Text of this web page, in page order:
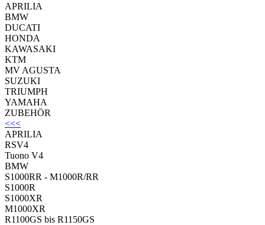
APRILIA
BMW
DUCATI
HONDA
KAWASAKI
KTM
MV AGUSTA
SUZUKI
TRIUMPH
YAMAHA
ZUBEHÖR
<<<
APRILIA
RSV4
Tuono V4
BMW
S1000RR - M1000R/RR
S1000R
S1000XR
M1000XR
R1100GS bis R1150GS